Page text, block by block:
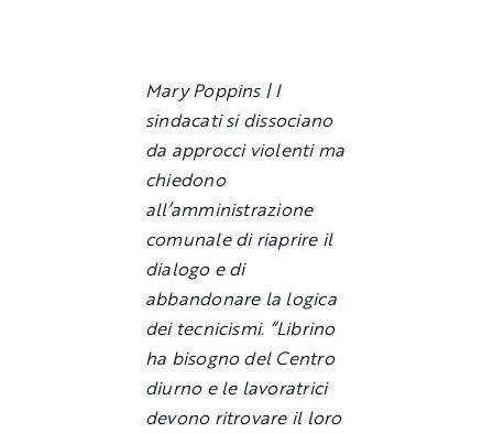
Mary Poppins | I
sindacati si dissociano
da approcci violenti ma
chiedono
all’amministrazione
comunale di riaprire il
dialogo e di
abbandonare la logica
dei tecnicismi. “Librino
ha bisogno del Centro
diurno e le lavoratrici
devono ritrovare il loro